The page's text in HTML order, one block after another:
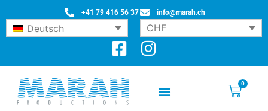
+41 79 416 56 37 info@marah.ch
Deutsch CHF
0